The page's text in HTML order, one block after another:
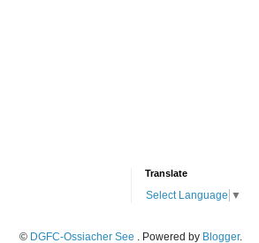
Translate
Select Language ▼
© DGFC-Ossiacher See . Powered by Blogger.